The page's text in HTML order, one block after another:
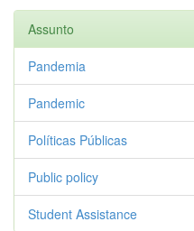
Assunto
Pandemia
Pandemic
Políticas Públicas
Public policy
Student Assistance